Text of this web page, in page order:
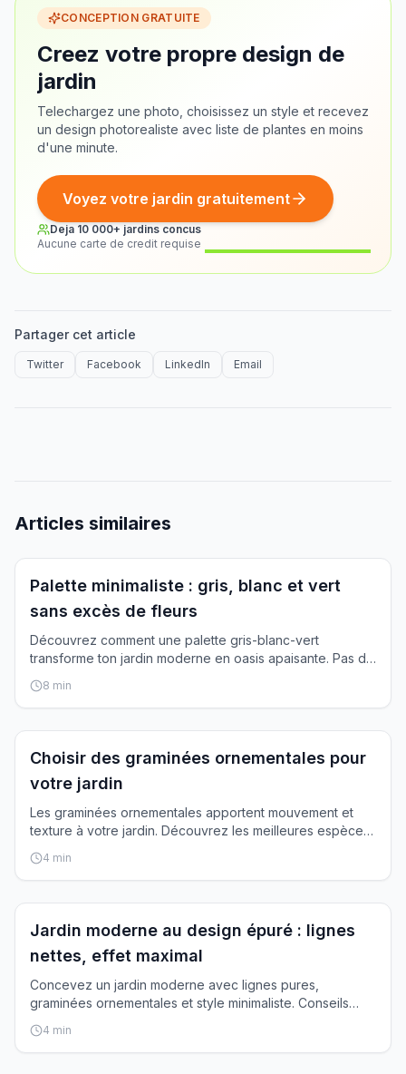
CONCEPTION GRATUITE
Creez votre propre design de
jardin
Telechargez une photo, choisissez un style et recevez
un design photorealiste avec liste de plantes en moins
d'une minute.
Voyez votre jardin gratuitement
Deja 10 000+ jardins concus
Aucune carte de credit requise
Partager cet article
Twitter Facebook LinkedIn Email
Articles similaires
Inspiration
Palette minimaliste : gris, blanc et vert
sans excès de fleurs
Découvrez comment une palette gris-blanc-vert
transforme ton jardin moderne en oasis apaisante. Pas de
rose, mauve ou rouge.
8 min
Plantation
Choisir des graminées ornementales pour
votre jardin
Les graminées ornementales apportent mouvement et
texture à votre jardin. Découvrez les meilleures espèces
selon votre style.
4 min
Inspiration
Jardin moderne au design épuré : lignes
nettes, effet maximal
Concevez un jardin moderne avec lignes pures,
graminées ornementales et style minimaliste. Conseils
pour un jardin architectural.
4 min